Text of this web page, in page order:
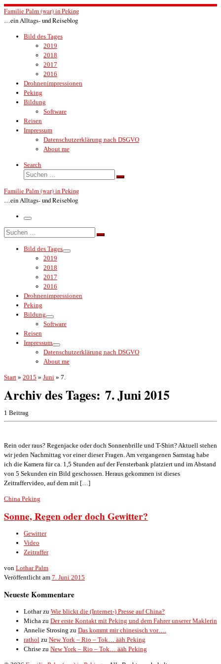
Zum
Inhalt
Familie Palm (war) in Peking
…ein Alltags- und Reiseblog
Bild des Tages
2019
2018
2017
2016
Drohnenimpressionen
Peking
Bildung
Software
Reisen
Impressum
Datenschutzerklärung nach DSGVO
About me
Search
Suche
Suchen …
Familie Palm (war) in Peking
…ein Alltags- und Reiseblog
Menü
Suche
Suchen …
Bild des Tages
2019
2018
2017
2016
Drohnenimpressionen
Peking
Bildung
Software
Reisen
Impressum
Datenschutzerklärung nach DSGVO
About me
Start » 2015 » Juni » 7.
Archiv des Tages: 7. Juni 2015
1 Beitrag
Rein oder raus? Regenjacke oder doch Sonnenbrille und T-Shirt? Aktuell stehen
wir jeden Nachmittag vor einer dieser Fragen. Am vergangenen Samstag habe
ich die Kamera für ca. 1,5 Stunden auf der Fensterbank platziert und im Abstand
von 5 Sekunden ein Bild geschossen. Heraus gekommen ist dieses
Zeitraffervideo, auf dem mit […]
China Peking
Sonne, Regen oder doch Gewitter?
Gewitter
Video
Zeitraffer
von Lothar Palm
Veröffentlicht am 7. Juni 2015
Neueste Kommentare
Lotharzu Wie blickt die (Internet-) Presse auf China?
Micha zu Der erste Kontakt mit Peking und dem Fahrer unserer Maklerin
Annelie Strosing zu Das kommt mir chinesisch vor….
rathol zu New York – Rio – Tok… ääh Peking
Chrise zu New York – Rio – Tok… ääh Peking